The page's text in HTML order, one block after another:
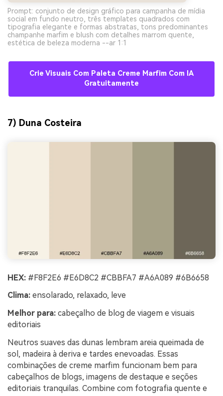
Prompt: conjunto de design gráfico para campanha de mídia
social em fundo neutro, três templates quadrados com
tipografia elegante e formas abstratas, tons predominantes
champanhe marfim e blush com detalhes marrom quente,
estética de beleza moderna --ar 1:1
Crie Visuais Com Paleta Creme Marfim Com IA
Gratuitamente
7) Duna Costeira
HEX: #F8F2E6 #E6D8C2 #CBBFA7 #A6A089 #6B6658
Clima: ensolarado, relaxado, leve
Melhor para: cabeçalho de blog de viagem e visuais
editoriais
Neutros suaves das dunas lembram areia queimada de
sol, madeira à deriva e tardes enevoadas. Essas
combinações de creme marfim funcionam bem para
cabeçalhos de blogs, imagens de destaque e seções
editoriais tranquilas. Combine com fotografia quente e